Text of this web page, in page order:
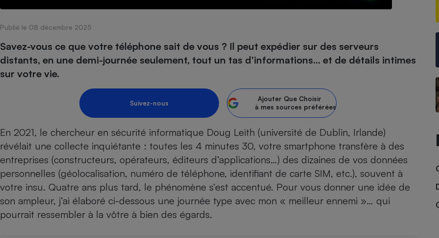
Publié le 08 décembre 2025
Savez-vous ce que votre téléphone sait de vous ? Il peut expédier sur des serveurs
distants, en une demi-journée seulement, tout un tas d’informations… et de détails intimes
sur votre vie.
Suivez-nous
Ajouter Que Choisir
à mes sources préférées
En 2021, le chercheur en sécurité informatique Doug Leith (université de Dublin, Irlande)
révélait une collecte inquiétante : toutes les 4 minutes 30, votre smartphone transfère à des
entreprises (constructeurs, opérateurs, éditeurs d’applications…) des dizaines de vos données
personnelles (géolocalisation, numéro de téléphone, identifiant de carte SIM, etc.), souvent à
votre insu. Quatre ans plus tard, le phénomène s’est accentué. Pour vous donner une idée de
son ampleur, j’ai élaboré ci-dessous une journée type avec mon « meilleur ennemi »… qui
pourrait ressembler à la vôtre à bien des égards.
Complément
alimentaire
Foie gras
Champagne - Comment choisir une
bouteille de champagne
Banque en ligne
Petit électroménager - Ustensile
Lave-linge Lave-vaisselle
Internet
Téléviseur Ordinateur portable
Radiateur électrique
Antimoustique Crème solaire